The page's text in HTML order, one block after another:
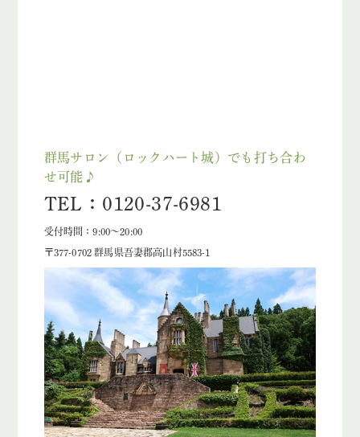
群馬サロン（ロックハート城）でも打ち合わ
せ可能♪
TEL：0120-37-6981
受付時間：9:00～20:00
〒377-0702 群馬県吾妻郡高山村5583-1